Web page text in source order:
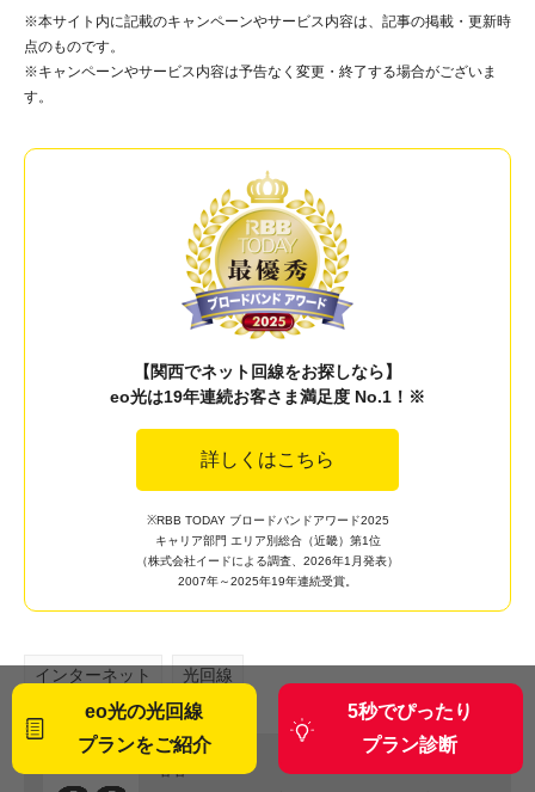
※本サイト内に記載のキャンペーンやサービス内容は、記事の掲載・更新時
点のものです。
※キャンペーンやサービス内容は予告なく変更・終了する場合がございま
す。
【関西でネット回線をお探しなら】
eo光は19年連続お客さま満足度 No.1！※
詳しくはこちら
※RBB TODAY ブロードバンドアワード2025
キャリア部門 エリア別総合（近畿）第1位
（株式会社イードによる調査、2026年1月発表）
2007年～2025年19年連続受賞。
インターネット 光回線
著者
eo光の光回線
プランをご紹介
5秒でぴったり
プラン診断